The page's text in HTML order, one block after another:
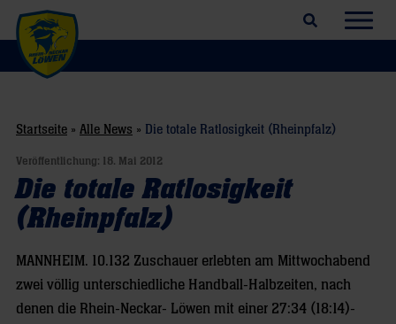
Suchfeld öffnen
Startseite » Alle News » Die totale Ratlosigkeit (Rheinpfalz)
Veröffentlichung: 18. Mai 2012
Die totale Ratlosigkeit
(Rheinpfalz)
MANNHEIM. 10.132 Zuschauer erlebten am Mittwochabend
zwei völlig unterschiedliche Handball-Halbzeiten, nach
denen die Rhein-Neckar- Löwen mit einer 27:34 (18:14)-